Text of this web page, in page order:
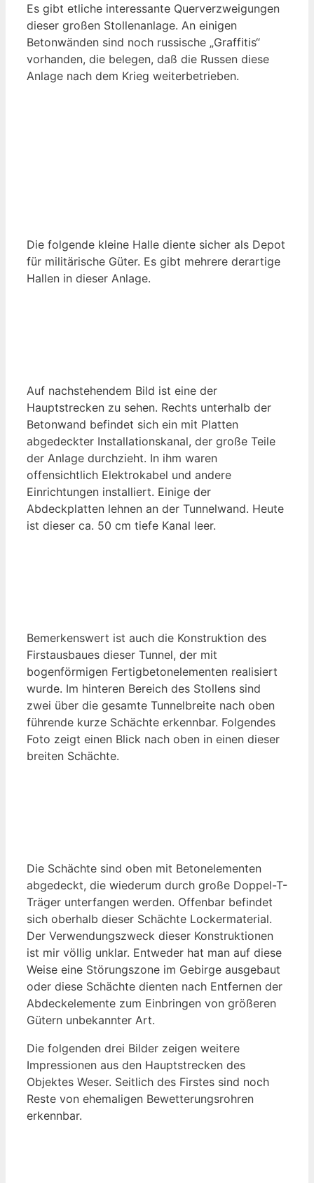
Es gibt etliche interessante Querverzweigungen
dieser großen Stollenanlage. An einigen
Betonwänden sind noch russische „Graffitis“
vorhanden, die belegen, daß die Russen diese
Anlage nach dem Krieg weiterbetrieben.
Die folgende kleine Halle diente sicher als Depot
für militärische Güter. Es gibt mehrere derartige
Hallen in dieser Anlage.
Auf nachstehendem Bild ist eine der
Hauptstrecken zu sehen. Rechts unterhalb der
Betonwand befindet sich ein mit Platten
abgedeckter Installationskanal, der große Teile
der Anlage durchzieht. In ihm waren
offensichtlich Elektrokabel und andere
Einrichtungen installiert. Einige der
Abdeckplatten lehnen an der Tunnelwand. Heute
ist dieser ca. 50 cm tiefe Kanal leer.
Bemerkenswert ist auch die Konstruktion des
Firstausbaues dieser Tunnel, der mit
bogenförmigen Fertigbetonelementen realisiert
wurde. Im hinteren Bereich des Stollens sind
zwei über die gesamte Tunnelbreite nach oben
führende kurze Schächte erkennbar. Folgendes
Foto zeigt einen Blick nach oben in einen dieser
breiten Schächte.
Die Schächte sind oben mit Betonelementen
abgedeckt, die wiederum durch große Doppel-T-
Träger unterfangen werden. Offenbar befindet
sich oberhalb dieser Schächte Lockermaterial.
Der Verwendungszweck dieser Konstruktionen
ist mir völlig unklar. Entweder hat man auf diese
Weise eine Störungszone im Gebirge ausgebaut
oder diese Schächte dienten nach Entfernen der
Abdeckelemente zum Einbringen von größeren
Gütern unbekannter Art.
Die folgenden drei Bilder zeigen weitere
Impressionen aus den Hauptstrecken des
Objektes Weser. Seitlich des Firstes sind noch
Reste von ehemaligen Bewetterungsrohren
erkennbar.